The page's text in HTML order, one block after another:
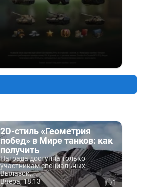
2D-стиль «Геометрия
побед» в Мире танков: как
получить
Награда доступна только
участникам специальных
Вылазок,...
Вчера, 18:13
1